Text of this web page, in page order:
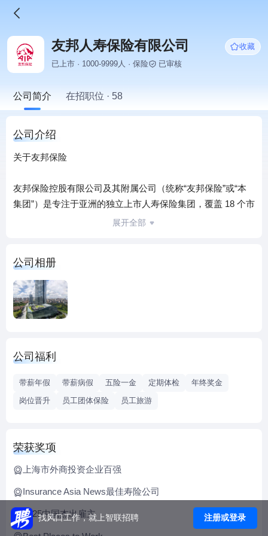
友邦人寿保险有限公司
收藏
已上市 · 1000-9999人 · 保险
已审核
公司简介 在招职位 · 58
公司介绍
关于友邦保险
友邦保险控股有限公司及其附属公司（统称“友邦保险”或“本
集团”）是专注于亚洲的独立上市人寿保险集团，覆盖 18 个市
场，包括在中国内地、新加坡、澳洲、新西兰、韩国等地拥
股权。
友邦保险今日的业务成就可追溯至 1919 年逾一个世纪前于上
海的发源地。截至 2025年 6 月 30 日，集团总资产值为 3,280
亿美元。友邦保险提供一系列的产品及服务，涵盖寿险、意
信贷保险和退休保障服务。集团透过遍布亚洲的庞大专属代
控股有限公司于香港联合交易所有限公司主板上市，股份代
为“AAGIY”。
关于友邦人寿
司全资持股的寿险子公司，统一经营友邦保险在中国内地的
寿险业务。友邦人寿拥有专业的保险营销员队伍，并通过多
元化销售渠道，为客户提供人寿保险、健康保险、意外伤害
展开全部
公司相册
公司福利
带薪年假 带薪病假 五险一金 定期体检
年终奖金
岗位晋升
员工团体保险 员工旅游
荣获奖项
上海市外商投资企业百强
Insurance Asia News最佳寿险公司
2025中国杰出雇主
找风口工作，就上智联招聘 注册或登录